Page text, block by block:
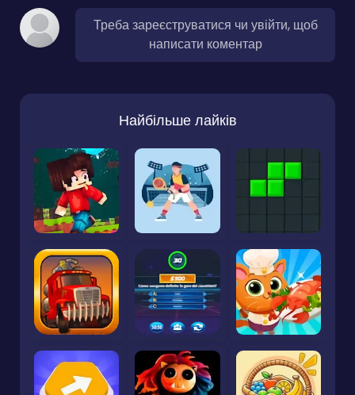
Треба зареєструватися чи увійти, щоб
написати коментар
Найбільше лайків